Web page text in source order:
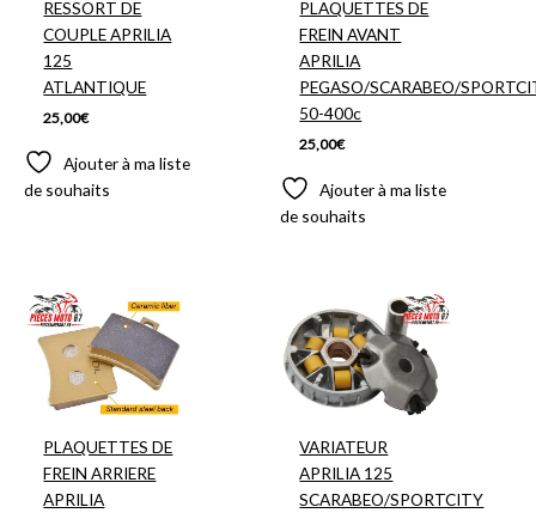
RESSORT DE
COUPLE APRILIA
125
ATLANTIQUE
25,00€
Ajouter à ma liste
de souhaits
PLAQUETTES DE
FREIN AVANT
APRILIA
PEGASO/SCARABEO/
50-400c
25,00€
Ajouter à ma liste
de souhaits
PLAQUETTES DE
FREIN ARRIERE
APRILIA
VARIATEUR
APRILIA 125
SCARABEO/SPORTCITY